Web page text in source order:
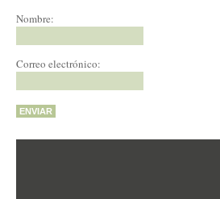
Nombre:
Correo electrónico: